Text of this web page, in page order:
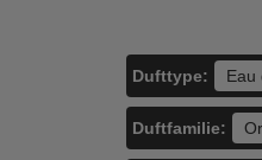
Dufttype: Eau
Duftfamilie: